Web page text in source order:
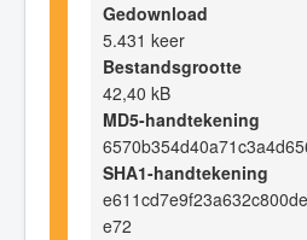
Gedownload
5.431 keer
Bestandsgrootte
42,40 kB
MD5-handtekening
SHA1-handtekening
e72